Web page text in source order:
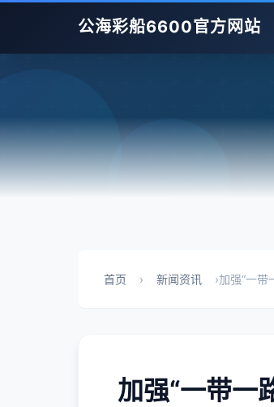
公海彩船6600官方网站
首页 › 新闻资讯 ›加强“一带
加强“一带一